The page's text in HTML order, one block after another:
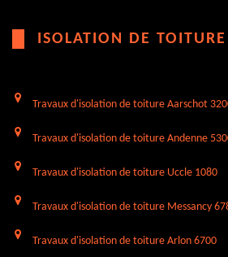
ISOLATION DE
Travaux d'isolation de toiture Aarschot
Travaux d'isolation de toiture Andenne
Travaux d'isolation de toiture Uccle 1080
Travaux d'isolation de toiture Messancy
Travaux d'isolation de toiture Arlon 6700